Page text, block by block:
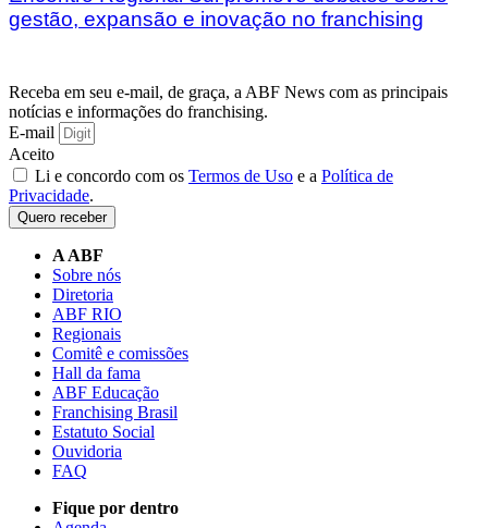
gestão, expansão e inovação no franchising
Receba em seu e-mail, de graça, a ABF News com as principais
notícias e informações do franchising.
E-mail
Aceito
Li e concordo com os Termos de Uso e a Política de
Privacidade.
Quero receber
A ABF
Sobre nós
Diretoria
ABF RIO
Regionais
Comitê e comissões
Hall da fama
ABF Educação
Franchising Brasil
Estatuto Social
Ouvidoria
FAQ
Fique por dentro